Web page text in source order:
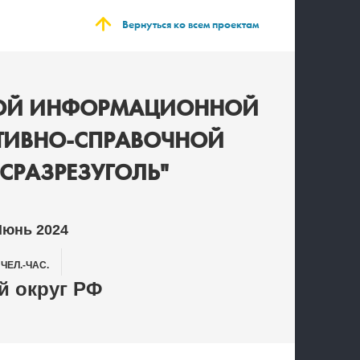
Вернуться ко всем проектам
ИНФОРМАЦИОННОЙ
СПРАВОЧНОЙ
2024
ЧЕЛ.-ЧАС.
округ РФ